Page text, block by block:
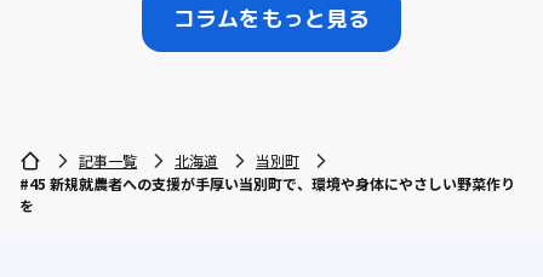
コラムをもっと見る
記事一覧 北海道
当別町
#45 新規就農者への支援が手厚い当別町で、環境や身体にやさしい野菜作り
を